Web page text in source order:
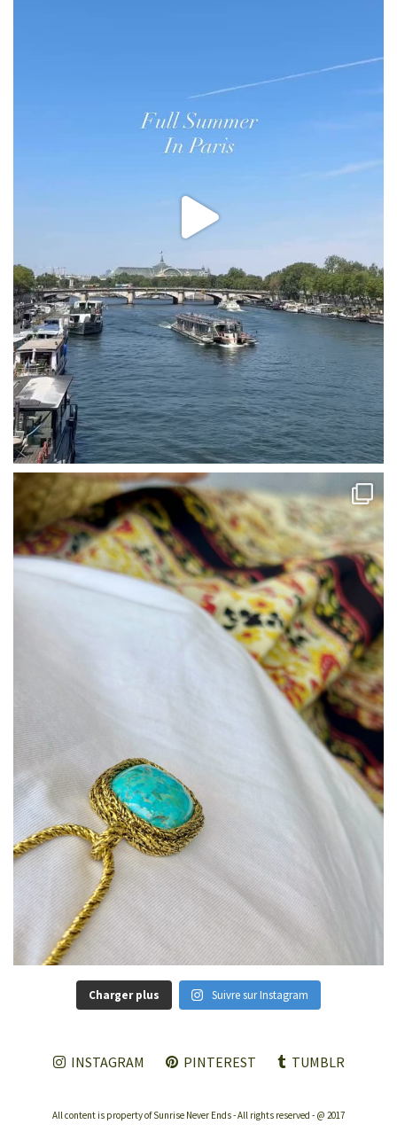
Charger plus Suivre sur Instagram
INSTAGRAM PINTEREST TUMBLR
All content is property of Sunrise Never Ends - All rights reserved - @ 2017